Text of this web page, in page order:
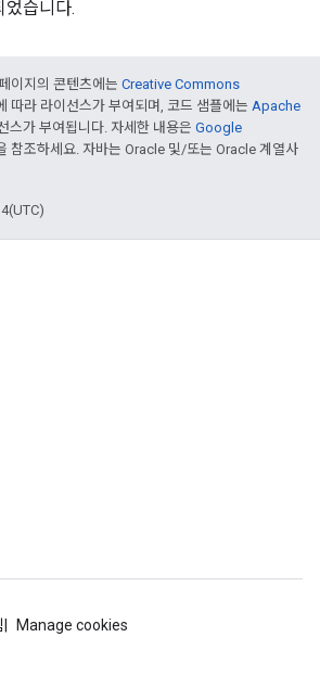
었습니다.
이지의 콘텐츠에는 Creative Commons
따라 라이선스가 부여되며, 코드 샘플에는 Apache
스가 부여됩니다. 자세한 내용은 Google
참조하세요. 자바는 Oracle 및/또는 Oracle 계열사
Manage cookies